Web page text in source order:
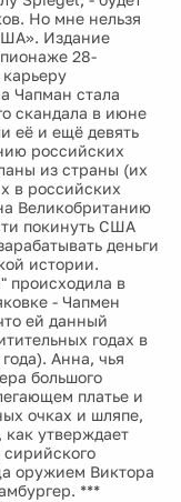
Но мне нельзя
Издание
28-
Чапман стала
скандала в июне
её и ещё девять
российских
из страны (их
в российских
Великобританию
покинуть США
деньги
истории.
происходила в
- Чапмен
ей данный
годах в
Анна, чья
большого
платье и
очках и шляпе,
утверждает
оружием Виктора
***